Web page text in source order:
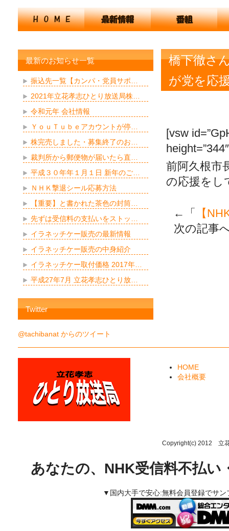
橋下徹さ
が党を応
[vsw
前阿久根市
の応援をし
←「
【
次の記事
最新のお知らせ一覧
振込先一覧【カンパ・党員サポ…
2021年立花孝志ひとり放送局株…
令和元年 会社情報
ＹｏｕＴｕｂｅアカウントが停…
株完売しました・募集終了のお…
裁判所から郵便物が届いたら直…
平成３０年年１月１日 新年のご…
ＮＨＫ撃退シール応募方法
【重要】と書かれた茶色の封筒…
先ずは受信料の支払いをストッ…
イラネッチケー販売の最新情報
イラネッチケー販売の中身紹介
イラネッチケー取付価格 2017年…
平成27年7月 立花孝志ひとり放…
Twitter
@tachibanat からのツイート
HOME
会社概要
Copyright(c) 2012 立
あなたの、NHK受信料不払
▼国内大手で安心:無料会員登録でサ